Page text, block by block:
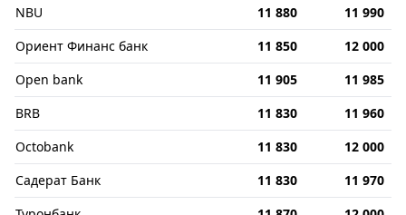
NBU
11 880
11 990
Ориент Финанс банк
11 850
12 000
Open bank
11 905
11 985
BRB
11 830
11 960
Octobank
11 830
12 000
Садерат Банк
11 830
11 970